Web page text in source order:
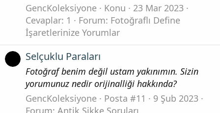
GencKoleksiyone
Konu
23 Mar 2023
Cevaplar: 1
Forum: Fotoğraflı Define
İşaretlerinize Yorumlar
Selçuklu Paraları
Fotoğraf benim değil ustam yakınımın. Sizin
yorumunuz nedir orijinalliği hakkında?
GencKoleksiyone
Posta #11
9 Şub 2023
Forum: Antik Sikke Soruları